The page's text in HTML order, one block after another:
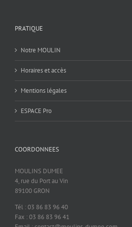
PRATIQUE
Notre MOULIN
Horaires et accès
Mentions légales
ESPACE Pro
COORDONNEES
MOULINS DUMEE
4, rue du Port au Vin
89100 GRON
Tél : 03 86 83 96 40
Fax : 03 86 83 96 41